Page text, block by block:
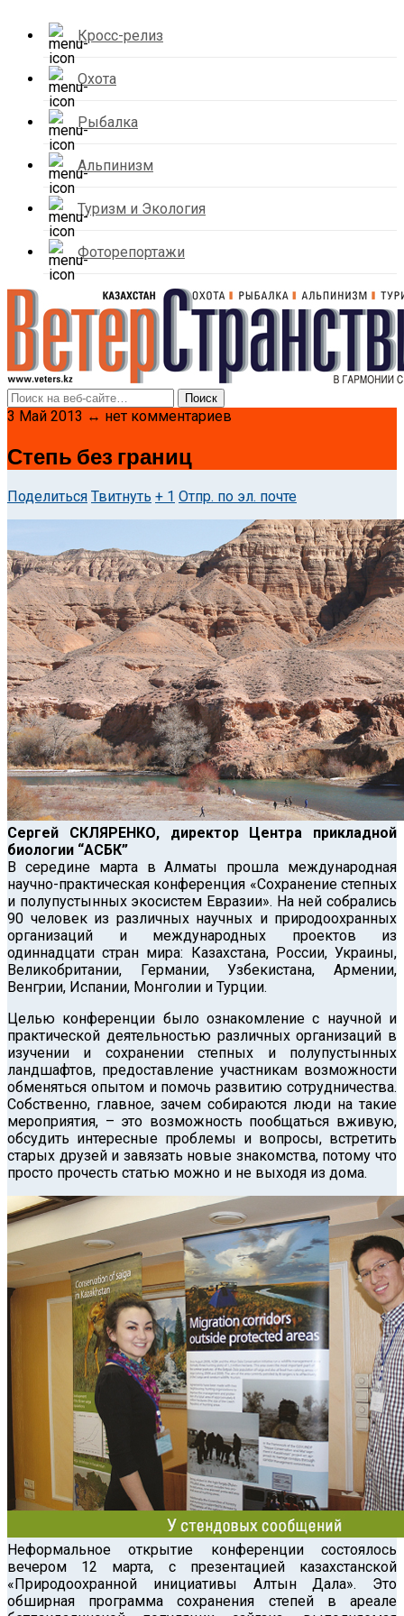
Кросс-релиз
Охота
Рыбалка
Альпинизм
Туризм и Экология
Фоторепортажи
3 Май 2013 ↔ нет комментариев
Степь без границ
Поделиться Твитнуть + 1 Отпр. по эл. почте
Сергей СКЛЯРЕНКО, директор Центра прикладной
биологии “АСБК”
В середине марта в Алматы прошла международная
научно-практическая конференция «Сохранение степных
и полупустынных экосистем Евразии». На ней собрались
90 человек из различных научных и природоохранных
организаций и международных проектов из
одиннадцати стран мира: Казахстана, России, Украины,
Великобритании, Германии, Узбекистана, Армении,
Венгрии, Испании, Монголии и Турции.
Целью конференции было ознакомление с научной и
практической деятельностью различных организаций в
изучении и сохранении степных и полупустынных
ландшафтов, предоставление участникам возможности
обменяться опытом и помочь развитию сотрудничества.
Собственно, главное, зачем собираются люди на такие
мероприятия, – это возможность пообщаться вживую,
обсудить интересные проблемы и вопросы, встретить
старых друзей и завязать новые знакомства, потому что
просто прочесть статью можно и не выходя из дома.
Неформальное открытие конференции состоялось
вечером 12 марта, с презентацией казахстанской
«Природоохранной инициативы Алтын Дала». Это
обширная программа сохранения степей в ареале